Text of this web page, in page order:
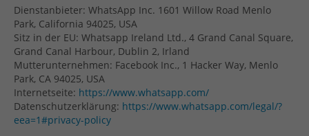
Dienstanbieter: WhatsApp Inc. 1601 Willow Road Menlo
Park, California 94025, USA
Sitz in der EU: Whatsapp Ireland Ltd., 4 Grand Canal Square,
Grand Canal Harbour, Dublin 2, Irland
Mutterunternehmen: Facebook Inc., 1 Hacker Way, Menlo
Park, CA 94025, USA
Internetseite: https://www.whatsapp.com/
Datenschutzerklärung: https://www.whatsapp.com/legal/?
eea=1#privacy-policy